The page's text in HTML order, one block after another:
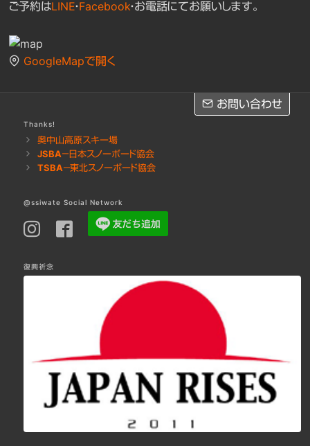
ご予約はLINE・Facebook・お電話にてお願いします。
GoogleMapで開く
お問い合わせ
※レッスンのご予約はLINE・Facebook
お問い合わせ
Thanks!
奥中山高原スキー場
JSBA－日本スノーボード協会
TSBA－東北スノーボード協会
@ssiwate Social Network
復興祈念